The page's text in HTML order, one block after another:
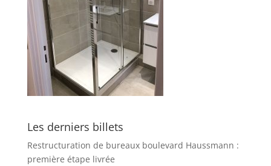
Les derniers billets
Restructuration de bureaux boulevard Haussmann :
première étape livrée